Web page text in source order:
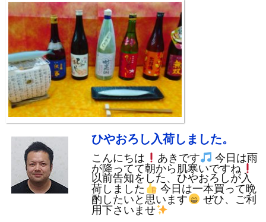
ひやおろし入荷しました。
こんにちは あきです
今日は雨
が降ってて朝から肌寒いですね
以前告知をした、ひやおろしが入
荷しました
今日は一本買って晩
酌したいと思います
ぜひ、ご利
用下さいませ